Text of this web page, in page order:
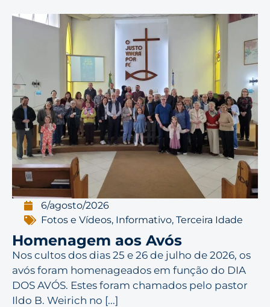
6/agosto/2026
Fotos e Vídeos, Informativo,Terceira Idade
Homenagem aos Avós
Nos cultos dos dias 25 e 26 de julho de 2026, os
avós foram homenageados em função do DIA
DOS AVÓS. Estes foram chamados pelo pastor
Ildo B. Weirich no [...]